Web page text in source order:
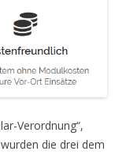
Verordnung“,
die drei dem